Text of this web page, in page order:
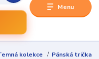
Menu
kolekce
Pánská trička